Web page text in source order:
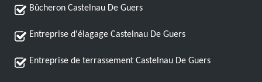
Bûcheron Castelnau De Guers
Entreprise d'élagage Castelnau De Guers
Entreprise de terrassement Castelnau De Guers